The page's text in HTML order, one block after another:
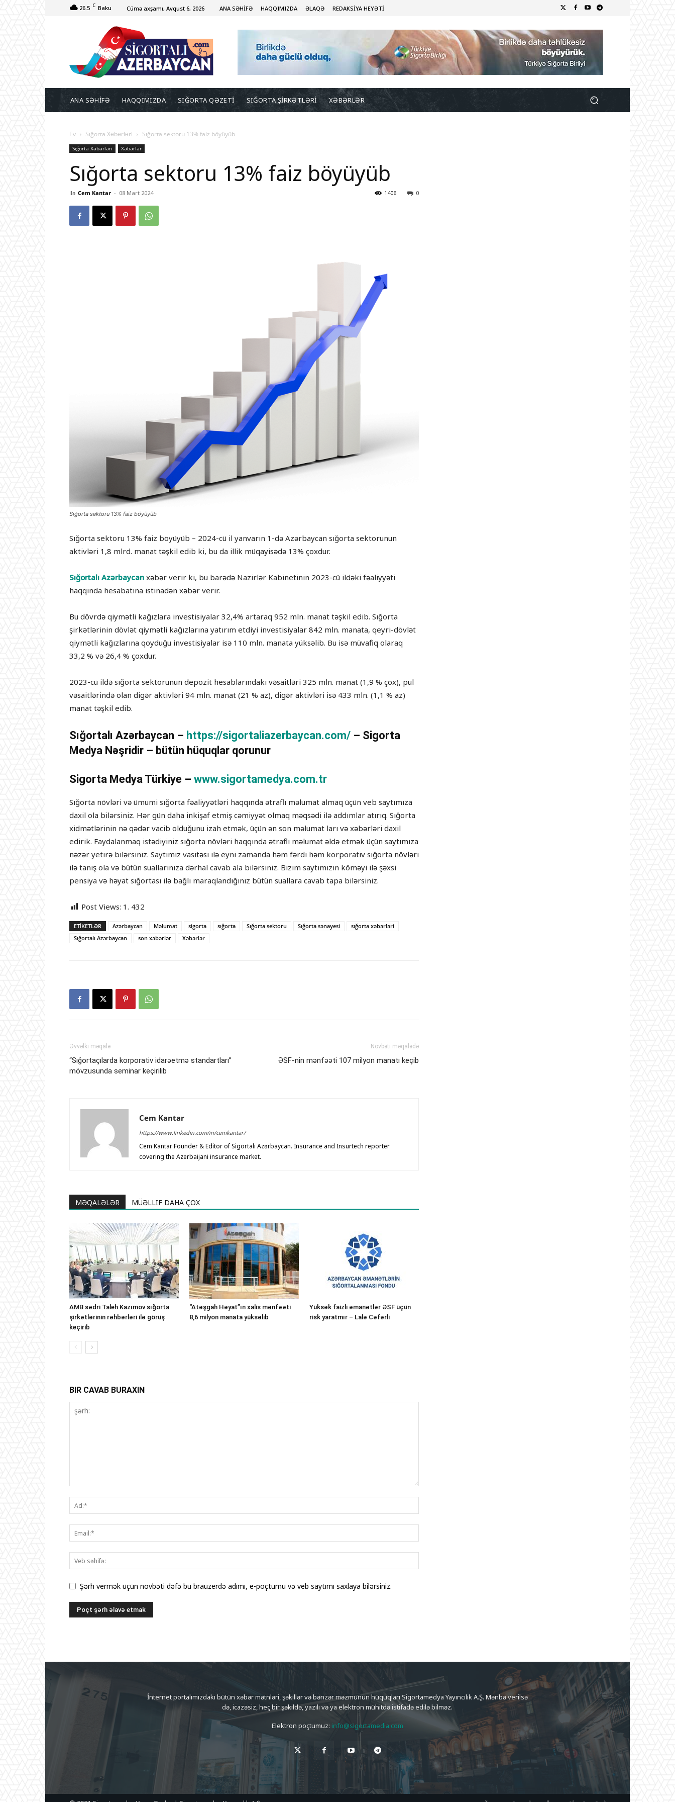
26.5 C Baku Cümə axşamı, Avqust 6, 2026 ANA SƏHİFƏ HAQQIMIZDA ƏLAQƏ REDAKSİYA HEYƏTİ
ANA SƏHİFƏ HAQQIMIZDA SIĞORTA QƏZETİ SIĞORTA ŞİRKƏTLƏRİ XƏBƏRLƏR
Ev Sığorta Xəbərləri Sığorta sektoru 13% faiz böyüyüb
Sığorta Xəbərləri Xəbərlər
Sığorta sektoru 13% faiz böyüyüb
Ilə Cem Kantar - 08 Mart 2024 0
1406
Sığorta sektoru 13% faiz böyüyüb
Sığorta sektoru 13% faiz böyüyüb – 2024-cü il yanvarın 1-də Azərbaycan sığorta sektorunun
aktivləri 1,8 mlrd. manat təşkil edib ki, bu da illik müqayisədə 13% çoxdur.
Sığortalı Azərbaycan xəbər verir ki, bu barədə Nazirlər Kabinetinin 2023-cü ildəki fəaliyyəti
haqqında hesabatına istinadən xəbər verir.
Bu dövrdə qiymətli kağızlara investisiyalar 32,4% artaraq 952 mln. manat təşkil edib. Sığorta
şirkətlərinin dövlət qiymətli kağızlarına yatırım etdiyi investisiyalar 842 mln. manata, qeyri-dövlət
qiymətli kağızlarına qoyduğu investisiyalar isə 110 mln. manata yüksəlib. Bu isə müvafiq olaraq
33,2 % və 26,4 % çoxdur.
2023-cü ildə sığorta sektorunun depozit hesablarındakı vəsaitləri 325 mln. manat (1,9 % çox), pul
vəsaitlərində olan digər aktivləri 94 mln. manat (21 % az), digər aktivləri isə 433 mln. (1,1 % az)
manat təşkil edib.
Sığortalı Azərbaycan – https://sigortaliazerbaycan.com/ – Sigorta
Medya Nəşridir – bütün hüquqlar qorunur
Sigorta Medya Türkiye – www.sigortamedya.com.tr
Sığorta növləri və ümumi sığorta fəaliyyətləri haqqında ətraflı məlumat almaq üçün veb saytımıza
daxil ola bilərsiniz. Hər gün daha inkişaf etmiş cəmiyyət olmaq məqsədi ilə addımlar atırıq. Sığorta
xidmətlərinin nə qədər vacib olduğunu izah etmək, üçün ən son məlumat ları və xəbərləri daxil
edirik. Faydalanmaq istədiyiniz sığorta növləri haqqında ətraflı məlumat əldə etmək üçün saytımıza
nəzər yetirə bilərsiniz. Saytımız vasitəsi ilə eyni zamanda həm fərdi həm korporativ sığorta növləri
ilə tanış ola və bütün suallarınıza dərhal cavab ala bilərsiniz. Bizim saytımızın köməyi ilə şəxsi
pensiya və həyat sığortası ilə bağlı maraqlandığınız bütün suallara cavab tapa bilərsiniz.
Post Views: 1. 432
ETIKETLƏR Azərbaycan Məlumat sigorta sığorta Sığorta sektoru Sığorta sənayesi
sığorta xəbərləri
Sığortalı Azərbaycan
son xəbərlər Xəbərlər
Əvvəlki məqalə
“Sığortaçılarda korporativ idarəetmə standartları”
mövzusunda seminar keçirilib
Növbəti məqalədə
ƏSF-nin mənfəəti 107 milyon manatı keçib
Cem Kantar
https://www.linkedin.com/in/cemkantar/
Cem Kantar Founder & Editor of Sigortalı Azərbaycan. Insurance and Insurtech reporter
covering the Azerbaijani insurance market.
MƏQALƏLƏR MÜƏLLIF DAHA ÇOX
AMB sədri Taleh Kazımov sığorta
şirkətlərinin rəhbərləri ilə görüş
keçirib
“Atəşgah Həyat”ın xalis mənfəəti
8,6 milyon manata yüksəlib
Yüksək faizli əmanətlər ƏSF üçün
risk yaratmır – Lalə Cəfərli
BIR CAVAB BURAXIN
Şərh vermək üçün növbəti dəfə bu brauzerdə adımı, e-poçtumu və veb saytımı saxlaya bilərsiniz.
İnternet portalımızdakı bütün xəbər mətnləri, şəkillər və bənzər məzmunun hüquqları Sigortamedya Yayıncılık A.Ş. Mənbə verilsə
də, icazəsiz, heç bir şəkildə, yazılı və ya elektron mühitdə istifadə edilə bilməz.
Elektron poçtumuz: info@sigortamedia.com